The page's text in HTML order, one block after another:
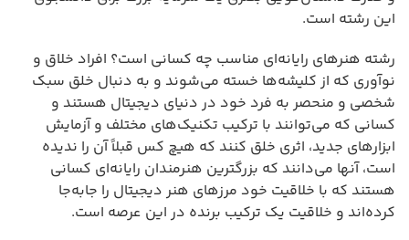
این رشته است.
رشته هنرهای رایانه‌ای مناسب چه کسانی است؟ افراد خلاق و
نوآوری که از کلیشه‌ها خسته می‌شوند و به دنبال خلق سبک
شخصی و منحصر به فرد خود در دنیای دیجیتال هستند و
کسانی که می‌توانند با ترکیب تکنیک‌های مختلف و آزمایش
ابزارهای جدید، اثری خلق کنند که هیچ کس قبلاً آن را ندیده
است، آنها می‌دانند که بزرگترین هنرمندان رایانه‌ای کسانی
هستند که با خلاقیت خود مرزهای هنر دیجیتال را جابه‌جا
کرده‌اند و خلاقیت یک ترکیب برنده در این عرصه است.